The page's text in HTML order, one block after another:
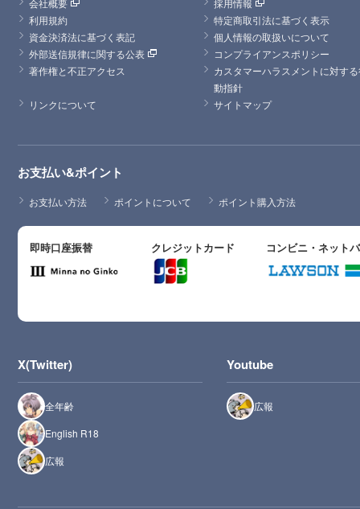
会社概要
採用情報
利用規約
特定商取引法に基づく表示
資金決済法に基づく表記
個人情報の取扱いについて
外部送信規律に関する公表
コンプライアンスポリシー
著作権と不正アクセス
カスタマーハラスメントに対す
動指針
リンクについて
サイトマップ
お支払い&ポイント
お支払い方法 ポイントについて ポイント購入方法
即時口座振替 クレジットカード コンビニ・ネット
X(Twitter)
全年齢
English R18
広報
Youtube
広報